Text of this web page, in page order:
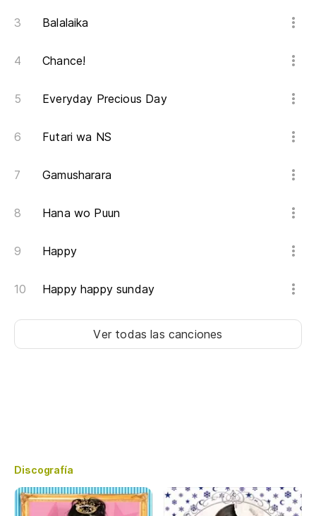
Balalaika
Chance!
Everyday Precious Day
Futari wa NS
Gamusharara
Hana wo Puun
Happy
Happy happy sunday
Ver todas las canciones
Discografía